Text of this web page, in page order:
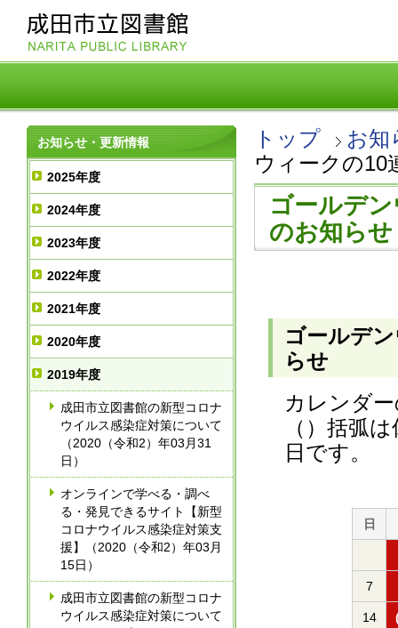
お知らせ・更新情報
2025年度
2024年度
2023年度
2022年度
2021年度
2020年度
2019年度
成田市立図書館の新型コロナ
ウイルス感染症対策について
（2020（令和2）年03月31
日）
オンラインで学べる・調べ
る・発見できるサイト【新型
コロナウイルス感染症対策支
援】（2020（令和2）年03月
15日）
成田市立図書館の新型コロナ
ウイルス感染症対策について
トップ
お知
ウィークの10
ゴールデ
のお知らせ
ゴールデ
らせ
カレンダ
（）括弧
日です。
日
7
14